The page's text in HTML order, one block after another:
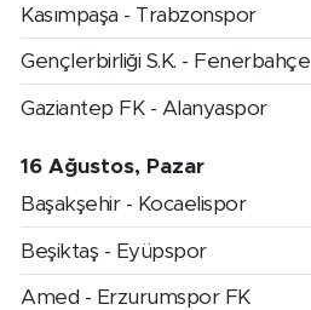
Kasımpaşa - Trabzonspor
Gençlerbirliği S.K. - Fenerbahçe
Gaziantep FK - Alanyaspor
16 Ağustos, Pazar
Başakşehir - Kocaelispor
Beşiktaş - Eyüpspor
Amed - Erzurumspor FK